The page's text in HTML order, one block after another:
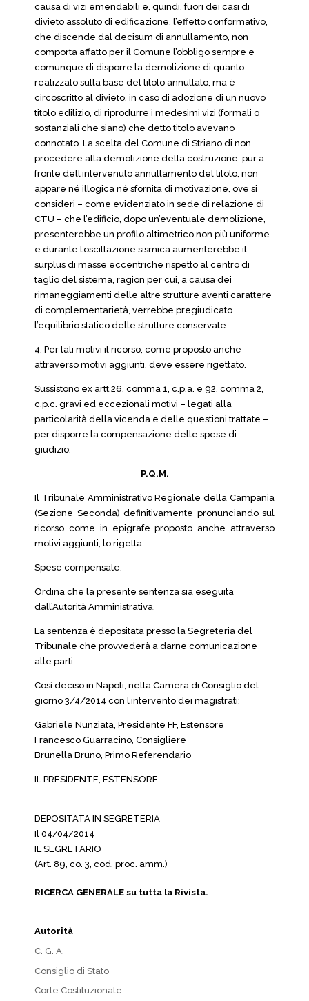
causa di vizi emendabili e, quindi, fuori dei casi di
divieto assoluto di edificazione, l’effetto conformativo,
che discende dal decisum di annullamento, non
comporta affatto per il Comune l’obbligo sempre e
comunque di disporre la demolizione di quanto
realizzato sulla base del titolo annullato, ma è
circoscritto al divieto, in caso di adozione di un nuovo
titolo edilizio, di riprodurre i medesimi vizi (formali o
sostanziali che siano) che detto titolo avevano
connotato. La scelta del Comune di Striano di non
procedere alla demolizione della costruzione, pur a
fronte dell’intervenuto annullamento del titolo, non
appare né illogica né sfornita di motivazione, ove si
consideri – come evidenziato in sede di relazione di
CTU – che l’edificio, dopo un’eventuale demolizione,
presenterebbe un profilo altimetrico non più uniforme
e durante l’oscillazione sismica aumenterebbe il
surplus di masse eccentriche rispetto al centro di
taglio del sistema, ragion per cui, a causa dei
rimaneggiamenti delle altre strutture aventi carattere
di complementarietà, verrebbe pregiudicato
l’equilibrio statico delle strutture conservate.
4. Per tali motivi il ricorso, come proposto anche
attraverso motivi aggiunti, deve essere rigettato.
Sussistono ex artt.26, comma 1, c.p.a. e 92, comma 2,
c.p.c. gravi ed eccezionali motivi – legati alla
particolarità della vicenda e delle questioni trattate –
per disporre la compensazione delle spese di
giudizio.
P.Q.M.
Il Tribunale Amministrativo Regionale della Campania
(Sezione Seconda) definitivamente pronunciando sul
ricorso come in epigrafe proposto anche attraverso
motivi aggiunti, lo rigetta.
Spese compensate.
Ordina che la presente sentenza sia eseguita
dall’Autorità Amministrativa.
La sentenza è depositata presso la Segreteria del
Tribunale che provvederà a darne comunicazione
alle parti.
Così deciso in Napoli, nella Camera di Consiglio del
giorno 3/4/2014 con l’intervento dei magistrati:
Gabriele Nunziata, Presidente FF, Estensore
Francesco Guarracino, Consigliere
Brunella Bruno, Primo Referendario
IL PRESIDENTE, ESTENSORE
DEPOSITATA IN SEGRETERIA
Il 04/04/2014
IL SEGRETARIO
(Art. 89, co. 3, cod. proc. amm.)
RICERCA GENERALE su tutta la Rivista.
Autorità
C. G. A.
Consiglio di Stato
Corte Costituzionale